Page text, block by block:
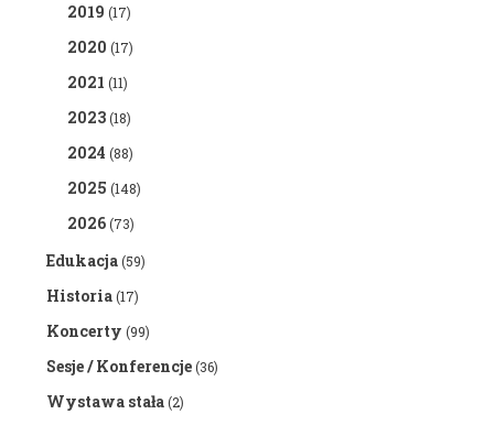
2019 (17)
2020 (17)
2021 (11)
2023(18)
2024 (88)
2025 (148)
2026(73)
Edukacja(59)
Historia(17)
Koncerty (99)
Sesje / Konferencje(36)
Wystawa stała(2)